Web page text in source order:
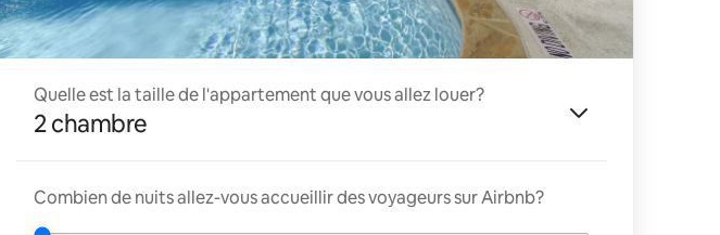
Quelle est la taille de l'appartement que vous allez louer?
2 chambre
Combien de nuits allez-vous accueillir des voyageurs sur Airbnb?